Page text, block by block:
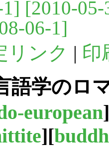
[2010-
06-1]
リンク | 印
語学のロ
european
][